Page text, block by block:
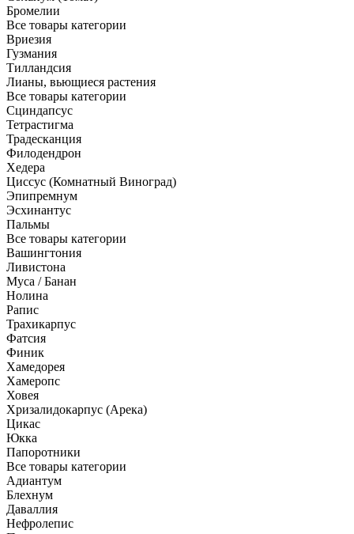
Бромелии
Все товары категории
Вриезия
Гузмания
Тилландсия
Лианы, вьющиеся растения
Все товары категории
Сциндапсус
Тетрастигма
Традесканция
Филодендрон
Хедера
Циссус (Комнатный Виноград)
Эпипремнум
Эсхинантус
Пальмы
Все товары категории
Вашингтония
Ливистона
Муса / Банан
Нолина
Рапис
Трахикарпус
Фатсия
Финик
Хамедорея
Хамеропс
Ховея
Хризалидокарпус (Арека)
Цикас
Юкка
Папоротники
Все товары категории
Адиантум
Блехнум
Даваллия
Нефролепис